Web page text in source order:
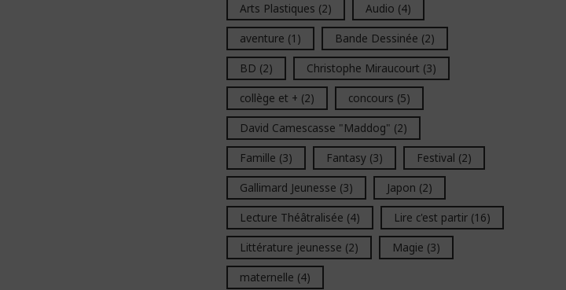
Arts Plastiques (2) Audio (4)
aventure (1) Bande Dessinée (2)
BD (2) Christophe Miraucourt (3)
collège et + (2) concours (5)
David Camescasse "Maddog" (2)
Famille (3) Fantasy (3) Festival (2)
Gallimard Jeunesse (3) Japon (2)
Lecture Théâtralisée (4) Lire c'est partir (16)
Littérature jeunesse (2) Magie (3)
maternelle (4)